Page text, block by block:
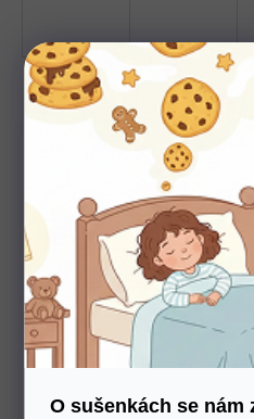
O sušenkách se nám
Potřebujete poradit
Nechte nám na sebe číslo.